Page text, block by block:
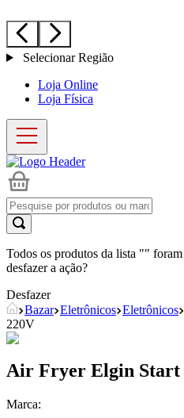
Selecionar Região
Loja Online
Loja Física
Todos os produtos da lista "" foram
desfazer a ação?
Desfazer
Bazar Eletrônicos Eletrônicos
220V
Air Fryer Elgin Start
Marca: